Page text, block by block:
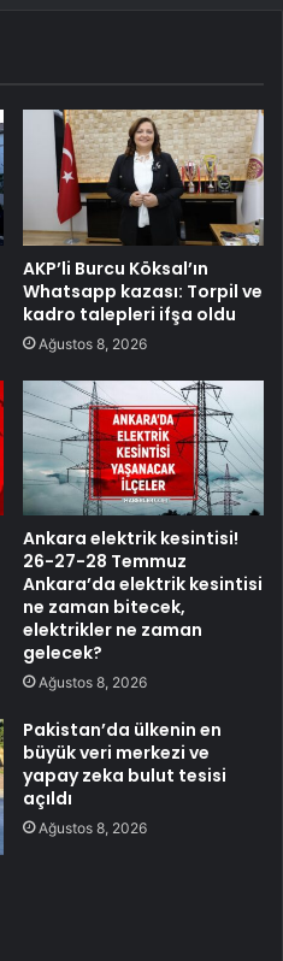
AKP’li Burcu Köksal’ın
Whatsapp kazası: Torpil ve
kadro talepleri ifşa oldu
Ağustos 8, 2026
Ankara elektrik kesintisi!
26-27-28 Temmuz
Ankara’da elektrik kesintisi
ne zaman bitecek,
elektrikler ne zaman
gelecek?
Ağustos 8, 2026
Pakistan’da ülkenin en
büyük veri merkezi ve
yapay zeka bulut tesisi
açıldı
Ağustos 8, 2026